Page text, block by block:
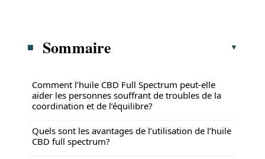
Sommaire
Comment l’huile CBD Full Spectrum peut-elle
aider les personnes souffrant de troubles de la
coordination et de l’équilibre?
Quels sont les avantages de l’utilisation de l’huile
CBD full spectrum?